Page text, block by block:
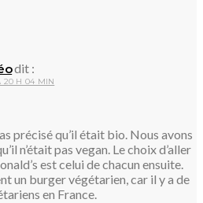
dit :
20 H 04 MIN
précisé qu’il était bio. Nous avons
n’était pas vegan. Le choix d’aller
est celui de chacun ensuite.
un burger végétarien, car il y a de
en France.